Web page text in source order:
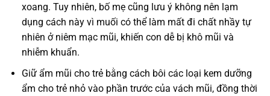
xoang. Tuy nhiên, bố mẹ cũng lưu ý không nên lạm
dụng cách này vì muối có thể làm mất đi chất nhầy tự
nhiên ở niêm mạc mũi, khiến con dễ bị khô mũi và
nhiễm khuẩn.
Giữ ẩm mũi cho trẻ bằng cách bôi các loại kem dưỡng
ẩm cho trẻ nhỏ vào phần trước của vách mũi, đồng thời